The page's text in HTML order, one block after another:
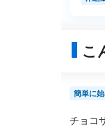
こ
簡単に
チョコ